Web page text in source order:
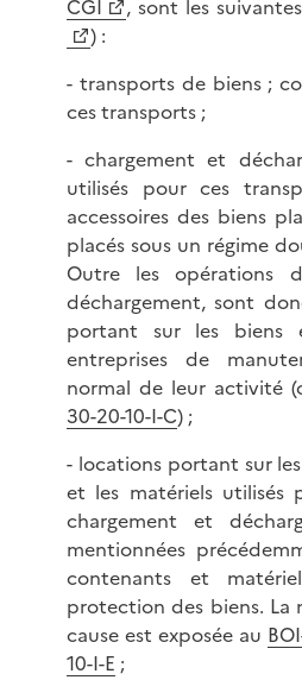
CGI
, sont les
) :
- transports de biens ;
ces transports ;
- chargement et
utilisés pour ces
accessoires des biens
placés sous un régime
Outre les opérations
déchargement, sont
portant sur les biens
entreprises de
normal de leur activité
30-20-10-I-C) ;
- locations portant sur
et les matériels utilisés
chargement et
mentionnées
contenants et
protection des biens. La
cause est exposée au
10-I-E ;